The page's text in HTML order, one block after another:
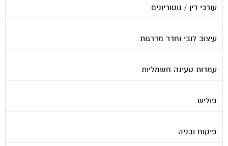
עורכי דין / נוטוריונים
עיצוב לובי וחדר מדרגות
עמדות טעינה חשמליות
פוליש
פיקוח ובניה